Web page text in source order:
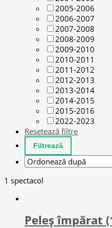
2005-2006
2006-2007
2007-2008
2008-2009
2009-2010
2010-2011
2011-2012
2012-2013
2013-2014
2014-2015
2015-2016
2022-2023
Resetează filtre
1 spectacol
Peleș împărat